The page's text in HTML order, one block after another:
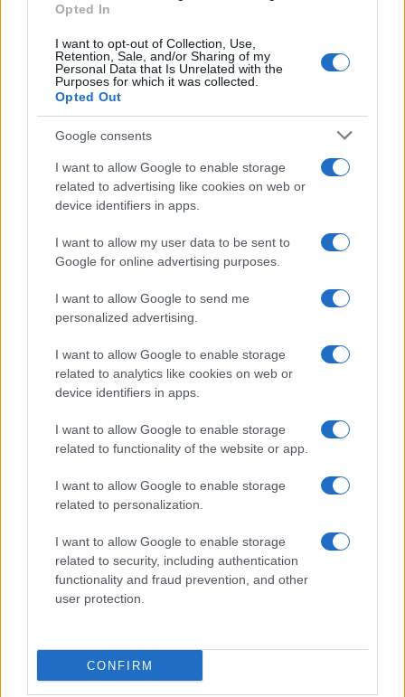
Opted In
I want to opt-out of Collection, Use,
Retention, Sale, and/or Sharing of my
Personal Data that Is Unrelated with the
Purposes for which it was collected.
Opted Out
Google consents
I want to allow Google to enable storage
related to advertising like cookies on web or
device identifiers in apps.
I want to allow my user data to be sent to
Google for online advertising purposes.
I want to allow Google to send me
personalized advertising.
I want to allow Google to enable storage
related to analytics like cookies on web or
device identifiers in apps.
I want to allow Google to enable storage
related to functionality of the website or app.
I want to allow Google to enable storage
related to personalization.
I want to allow Google to enable storage
related to security, including authentication
functionality and fraud prevention, and other
user protection.
CONFIRM
Η ΣΤΗΛΗ ΜΑΣ
της Ζωής μας
Οι άνθρωποι, οι αυθεντικές ιστορίες,
το ελληνικό καλοκαίρι και ένας
ΟΣΑ ΧΡΕΙΑΖΕΣΑΙ
ΓΙΑ ΤΟ ΚΑΛΟΚΑΙΡΙ ΣΟΥ →